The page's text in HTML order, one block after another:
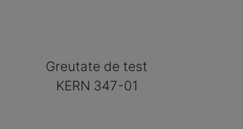
Greutate de test
KERN 347-01